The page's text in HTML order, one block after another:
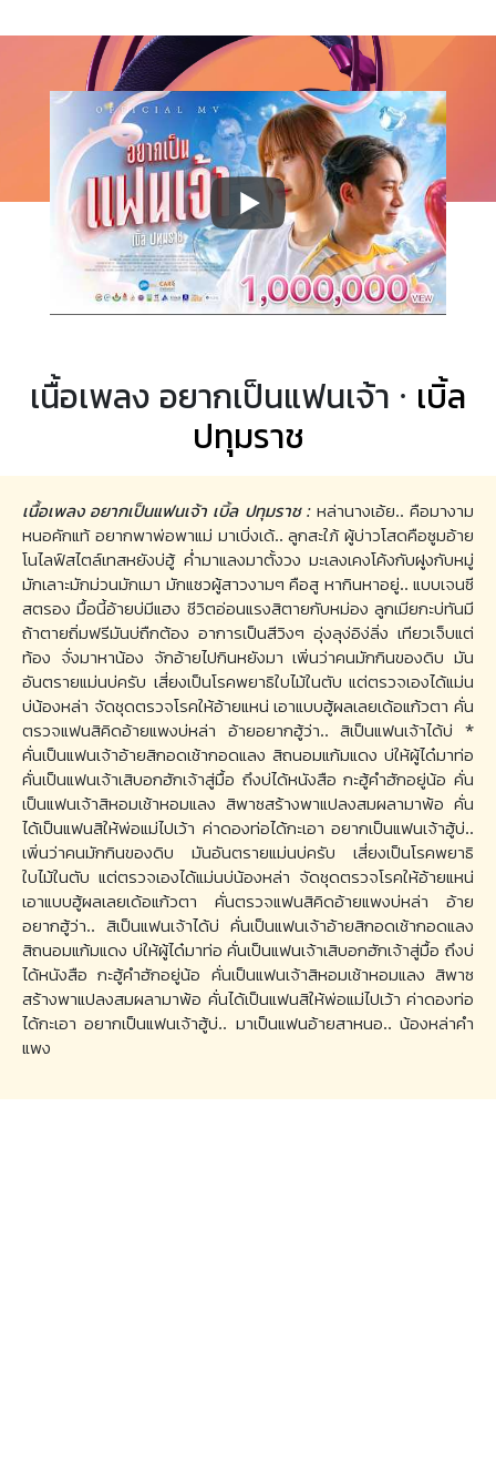
เนื้อเพลง อยากเป็นแฟนเจ้า · เบิ้ล
ปทุมราช
เนื้อเพลง อยากเป็นแฟนเจ้า เบิ้ล ปทุมราช : หล่านางเอ้ย.. คือมางาม
หนอคักแท้ อยากพาพ่อพาแม่ มาเบิ่งเด้.. ลูกสะใภ้ ผู้บ่าวโสดคือซูมอ้าย
โนไลฟ์สไตล์เทสหยังบ่ฮู้ ค่ำมาแลงมาตั้งวง มะเลงเคงโค้งกับฝูงกับหมู่
มักเลาะมักม่วนมักเมา มักแซวผู้สาวงามๆ คือสู หากินหาอยู่.. แบบเจนซี
สตรอง มื้อนี้อ้ายบ่มีแฮง ชีวิตอ่อนแรงสิตายกับหม่อง ลูกเมียกะบ่ทันมี
ถ้าตายถิ่มฟรีมันบ่ถืกต้อง อาการเป็นสีวิงๆ อุ่งลุง่อิง่ลิ่ง เทียวเจ็บแต่
ท้อง จั่งมาหาน้อง จักอ้ายไปกินหยังมา เพิ่นว่าคนมักกินของดิบ มัน
อันตรายแม่นบ่ครับ เสี่ยงเป็นโรคพยาธิใบไม้ในตับ แต่ตรวจเองได้แม่น
บ่น้องหล่า จัดชุดตรวจโรคให้อ้ายแหน่ เอาแบบฮู้ผลเลยเด้อแก้วตา คั่น
ตรวจแฟนสิคิดอ้ายแพงบ่หล่า อ้ายอยากฮู้ว่า.. สิเป็นแฟนเจ้าได้บ่ *
คั่นเป็นแฟนเจ้าอ้ายสิกอดเช้ากอดแลง สิถนอมแก้มแดง บ่ให้ผู้ได๋มาท่อ
คั่นเป็นแฟนเจ้าเสิบอกฮักเจ้าสู่มื้อ ถึงบ่ได้หนังสือ กะฮู้คำฮักอยู่น้อ คั่น
เป็นแฟนเจ้าสิหอมเช้าหอมแลง สิพาซสร้างพาแปลงสมผลามาพ้อ คั่น
ได้เป็นแฟนสิให้พ่อแม่ไปเว้า ค่าดองท่อได้กะเอา อยากเป็นแฟนเจ้าฮู้บ่..
เพิ่นว่าคนมักกินของดิบ มันอันตรายแม่นบ่ครับ เสี่ยงเป็นโรคพยาธิ
ใบไม้ในตับ แต่ตรวจเองได้แม่นบ่น้องหล่า จัดชุดตรวจโรคให้อ้ายแหน่
เอาแบบฮู้ผลเลยเด้อแก้วตา คั่นตรวจแฟนสิคิดอ้ายแพงบ่หล่า อ้าย
อยากฮู้ว่า.. สิเป็นแฟนเจ้าได้บ่ คั่นเป็นแฟนเจ้าอ้ายสิกอดเช้ากอดแลง
สิถนอมแก้มแดง บ่ให้ผู้ได๋มาท่อ คั่นเป็นแฟนเจ้าเสิบอกฮักเจ้าสู่มื้อ ถึงบ่
ได้หนังสือ กะฮู้คำฮักอยู่น้อ คั่นเป็นแฟนเจ้าสิหอมเช้าหอมแลง สิพาซ
สร้างพาแปลงสมผลามาพ้อ คั่นได้เป็นแฟนสิให้พ่อแม่ไปเว้า ค่าดองท่อ
ได้กะเอา อยากเป็นแฟนเจ้าฮู้บ่.. มาเป็นแฟนอ้ายสาหนอ.. น้องหล่าคำ
แพง